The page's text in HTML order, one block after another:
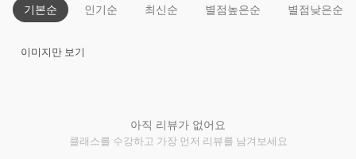
기본순 인기순 최신순 별점높은순 별점낮은순
이미지만 보기
아직 리뷰가 없어요
클래스를 수강하고 가장 먼저 리뷰를 남겨보세요